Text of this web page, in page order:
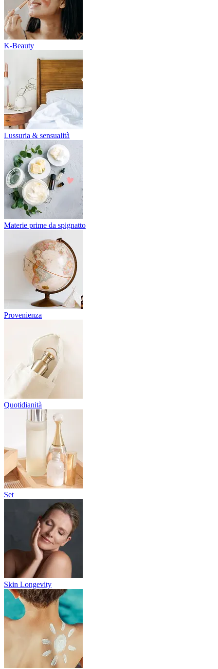
K-Beauty
Lussuria & sensualità
Materie prime da spignatto
Provenienza
Quotidianità
Set
Skin Longevity